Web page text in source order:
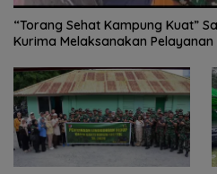
“Torang Sehat Kampung Kuat”
Kurima Melaksanakan